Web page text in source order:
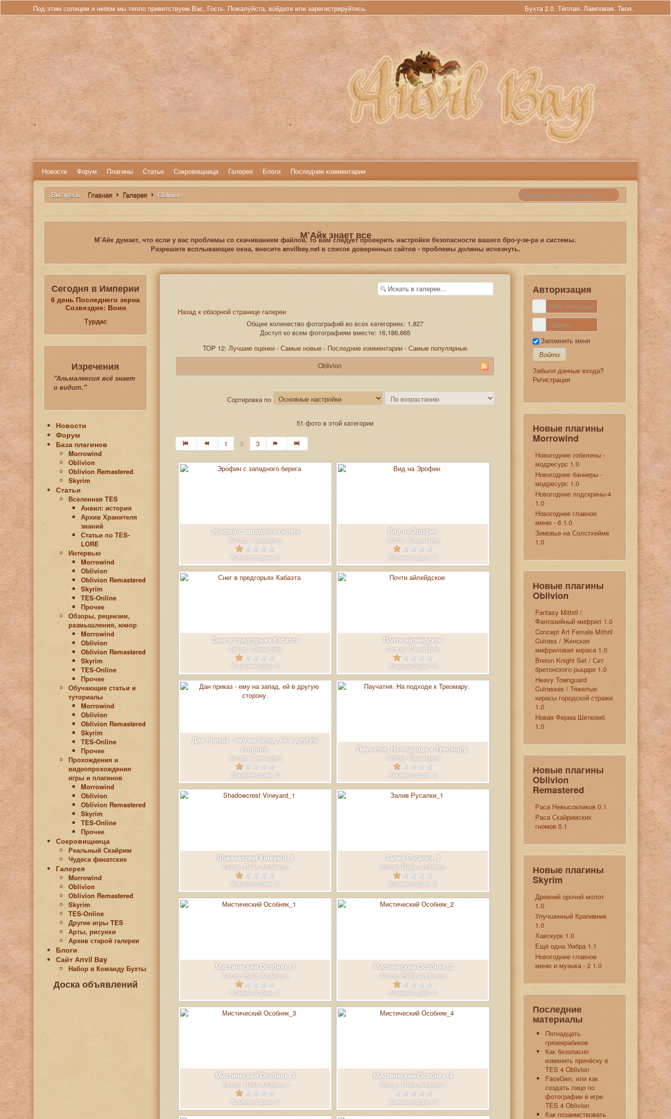
Под этим солнцем и небом мы тепло приветствуем Вас, Гость. Пожалуйста, войдите или зарегистрируйтесь. Бухта 2.0. Тёплая. Ламповая. Твоя.
Новости Форум Плагины Статьи Сокровищница Галерея Блоги Последние комментарии
Вы здесь: Главная Галерея Oblivion
М’Айк знает все
М’Айк думает, что если у вас проблемы со скачиванием файлов, то вам следует проверить настройки безопасности вашего бро-у-зе-ра и системы.
Разрешите всплывающие окна, внесите anvilbay.net в список доверенных сайтов - проблемы должны исчезнуть.
Сегодня в Империи
6 день Последнего зерна
Созвездие: Воин
Турдас
Изречения
"Альмалексия всё знает
и видит."
Новости
Форум
База плагинов
Morrowind
Oblivion
Oblivion Remastered
Skyrim
Статьи
Вселенная TES
Анвил: история
Архив Хранителя
знаний
Статьи по ТЕS-
LORE
Интервью
Morrowind
Oblivion
Oblivion Remastered
Skyrim
TES-Online
Прочее
Обзоры, рецензии,
размышления, юмор
Morrowind
Oblivion
Oblivion Remastered
Skyrim
TES-Online
Прочее
Обучающие статьи и
туториалы
Morrowind
Oblivion
Oblivion Remastered
Skyrim
TES-Online
Прочее
Прохождения и
видеопрохождения
игры и плагинов
Morrowind
Oblivion
Oblivion Remastered
Skyrim
TES-Online
Прочее
Сокровищница
Реальный Скайрим
Чудеса фанатские
Галерея
Morrowind
Oblivion
Oblivion Remastered
Skyrim
TES-Online
Другие игры TES
Арты, рисунки
Архив старой галереи
Блоги
Сайт Аnvil Вay
Набор в Команду Бухты
Доска объявлений
Назад к обзорной странице галереи
Общее количество фотографий во всех категориях: 1,827
Доступ ко всем фотографиям вместе: 16,186,665
TOP 12:Лучшие оценки -Самые новые - Последние комментарии -Самые популярные
Oblivion
Сортировка по
51 фото в этой категории
1 2 3
Эрофин с западного берега
Автор: Саннифер
Комментарии: 0
Вид на Эрофин
Автор: Саннифер
Комментарии: 0
Снег в предгорьях Кабаэта
Автор: Саннифер
Комментарии: 0
Почти айлейдское
Автор: Саннифер
Комментарии: 0
Дан приказ - ему на запад, ей в другую
сторону.
Автор: Саннифер
Комментарии: 0
Паучатня. На подходе к Треомару.
Автор: Саннифер
Комментарии: 0
Shadowcrest Vineyard_1
Автор: Bella Anderson
Комментарии: 0
Залив Русалки_1
Автор: Bella Anderson
Комментарии: 0
Мистический Особняк_1
Автор: Bella Anderson
Комментарии: 0
Мистический Особняк_2
Автор: Bella Anderson
Комментарии: 0
Мистический Особняк_3
Автор: Bella Anderson
Комментарии: 0
Мистический Особняк_4
Автор: Bella Anderson
Комментарии: 0
Авторизация
Запомнить меня
Войти
Забыли данные входа?
Регистрация
Новые плагины
Morrowind
Новогодние гобелены -
модресурс 1.0
Новогодние баннеры -
модресурс 1.0
Новогодние лодскрины-4
1.0
Новогоднее главное
меню - 6 1.0
Зимовье на Солстхейме
1.0
Новые плагины
Oblivion
Fantasy Mithril /
Фантазийный мифрил 1.0
Concept Art Female Mithril
Cuirass / Женская
мифриловая кираса 1.0
Breton Knight Set / Сет
бретонского рыцаря 1.0
Heavy Townguard
Cuirasses / Тяжелые
кирасы городской стражи
1.0
Новая Ферма Шеткомб
1.0
Новые плагины
Oblivion
Remastered
Раса Невысокликов 0.1
Раса Скайримских
гномов 0.1
Новые плагины
Skyrim
Древний орочий молот
1.0
Улучшенный Крапивник
1.0
Хавскурк 1.0
Ещё одна Умбра 1.1
Новогодние главное
меню и музыка - 2 1.0
Последние
материалы
Пятнадцать
грязекрабиков
Как безопасно
изменить причёску в
TES 4 Oblivion
FaceGen, или как
создать лицо по
фотографии в игре
TES 4 Oblivion
Как позаимствовать